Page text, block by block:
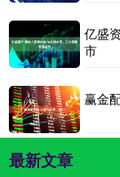
亿盛
市
赢金
最新文章